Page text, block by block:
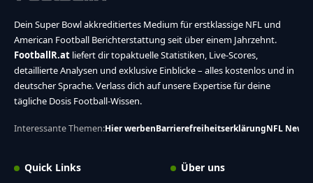
Dein Super Bowl akkreditiertes Medium für erstklassige NFL und
American Football Berichterstattung seit über einem Jahrzehnt.
FootballR.at liefert dir topaktuelle Statistiken, Live-Scores,
detaillierte Analysen und exklusive Einblicke – alles kostenlos und in
deutscher Sprache. Verlass dich auf unsere Expertise für deine
tägliche Dosis Football-Wissen.
Interessante Themen:Hier werbenBarrierefreiheitserklärungNFL News
Quick Links Über uns